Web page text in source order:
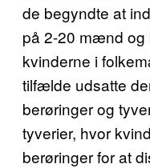
de begyndte at
på 2-20 mænd og
kvinderne i
tilfælde udsatte
berøringer og
tyverier, hvor
berøringer for at